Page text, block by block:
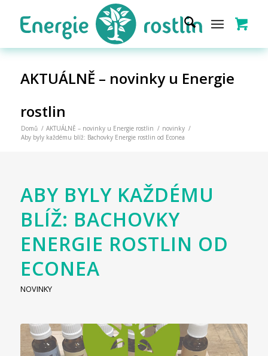
AKTUÁLNĚ – novinky u Energie
rostlin
Domů / AKTUÁLNĚ – novinky u Energie rostlin / novinky /
Aby byly každému blíž: Bachovky Energie rostlin od Econea
ABY BYLY KAŽDÉMU
BLÍŽ: BACHOVKY
ENERGIE ROSTLIN OD
ECONEA
NOVINKY